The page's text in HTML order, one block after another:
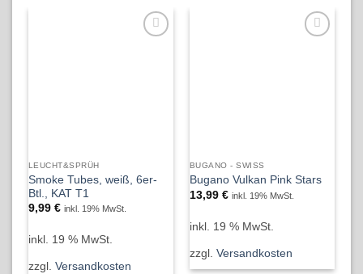
LEUCHT&SPRÜH
Smoke Tubes, weiß, 6er-
Btl., KAT T1
9,99 € inkl. 19% MwSt.
inkl. 19 % MwSt.
zzgl. Versandkosten
BUGANO - SWISS
Bugano Vulkan Pink Stars
13,99 € inkl. 19% MwSt.
inkl. 19 % MwSt.
zzgl. Versandkosten